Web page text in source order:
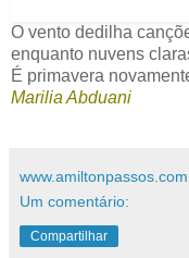
O vento dedilha
enquanto nuvens
É primavera
Marilia Abduani
www.amiltonpassos.com
Um comentário:
Compartilhar